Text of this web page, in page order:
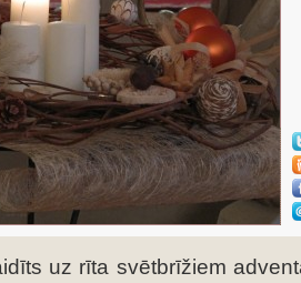
uz rīta svētbrīžiem